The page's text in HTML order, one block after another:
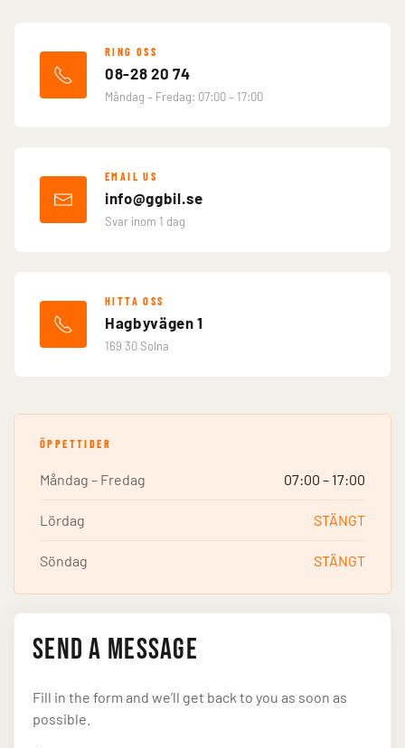
RING OSS
08-28 20 74
Måndag – Fredag: 07:00 – 17:00
EMAIL US
info@ggbil.se
Svar inom 1 dag
HITTA OSS
Hagbyvägen 1
169 30 Solna
ÖPPETTIDER
Måndag – Fredag 07:00 – 17:00
Lördag STÄNGT
Söndag STÄNGT
Send a Message
Fill in the form and we’ll get back to you as soon as
possible.